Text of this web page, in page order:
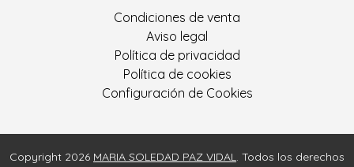
Condiciones de venta
Aviso legal
Política de privacidad
Política de cookies
Configuración de Cookies
Copyright 2026 MARIA SOLEDAD PAZ VIDAL . Todos los derechos